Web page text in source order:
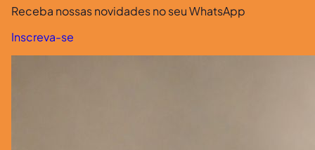
Receba nossas novidades no seu WhatsApp
Inscreva-se